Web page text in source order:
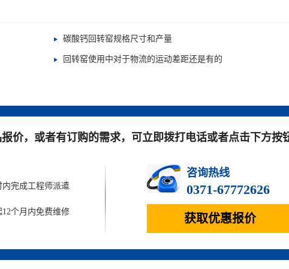
碳酸钙回转窑规格尺寸和产量
回转窑使用中对于物流的运动差距还是有的
价，或者有订购的需求，可立即拨打电话或者点击下方按
内完成工程师派遣
12个月内免费维修
咨询热线
0371-67772626
获取优惠报价